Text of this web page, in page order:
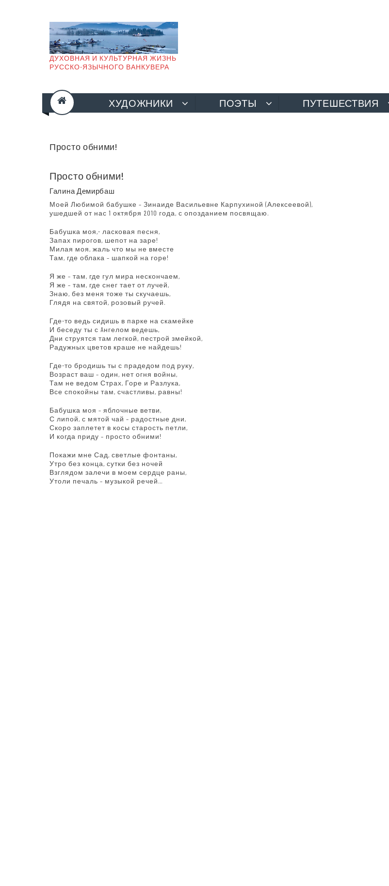
ДУХОВНАЯ И КУЛЬТУРНАЯ ЖИЗНЬ
РУССКО-ЯЗЫЧНОГО ВАНКУВЕРА
ХУДОЖНИКИ ПОЭТЫ ПУТЕШЕСТВИЯ
Просто обними!
Просто обними!
Галина Демирбаш
Моей Любимой бабушке – Зинаиде Васильевне Карпухиной (Алексеевой),
ушедшей от нас 1 октября 2010 года, с опозданием посвящаю.
Бабушка моя,- ласковая песня,
Запах пирогов, шепот на заре!
Милая моя, жаль что мы не вместе
Там, где облака – шапкой на горе!
Я же – там, где гул мира нескончаем,
Я же – там, где снег тает от лучей,
Знаю, без меня тоже ты скучаешь,
Глядя на святой, розовый ручей.
Где-то ведь сидишь в парке на скамейке
И беседу ты с Aнгелом ведешь,
Дни струятся там легкой, пестрой змейкой,
Радужных цветов краше не найдешь!
Где-то бродишь ты с прадедом под руку,
Возраст ваш – один, нет огня войны,
Там не ведом Страх, Горе и Разлука,
Все спокойны там, счастливы, равны!
Бабушка моя – яблочные ветви,
С липой, с мятой чай – радостные дни,
Скоро заплетет в косы старость петли,
И когда приду – просто обними!
Покажи мне Сад, светлые фонтаны,
Утро без конца, сутки без ночей
Взглядом залечи в моем сердце раны,
Утоли печаль – музыкой речей…